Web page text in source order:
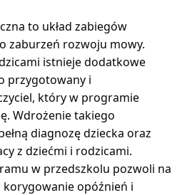
to układ zabiegów
zaburzeń rozwoju mowy.
istnieje dodatkowe
przygotowany i
który w programie
Wdrożenie takiego
diagnozę dziecka oraz
z dziećmi i rodzicami.
w przedszkolu pozwoli na
opóźnień i